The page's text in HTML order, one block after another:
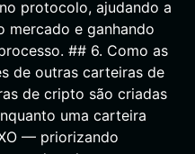
protocolo, ajudando a
mercado e ganhando
## 6. Como as
de outras carteiras de
de cripto são criadas
uma carteira
— priorizando